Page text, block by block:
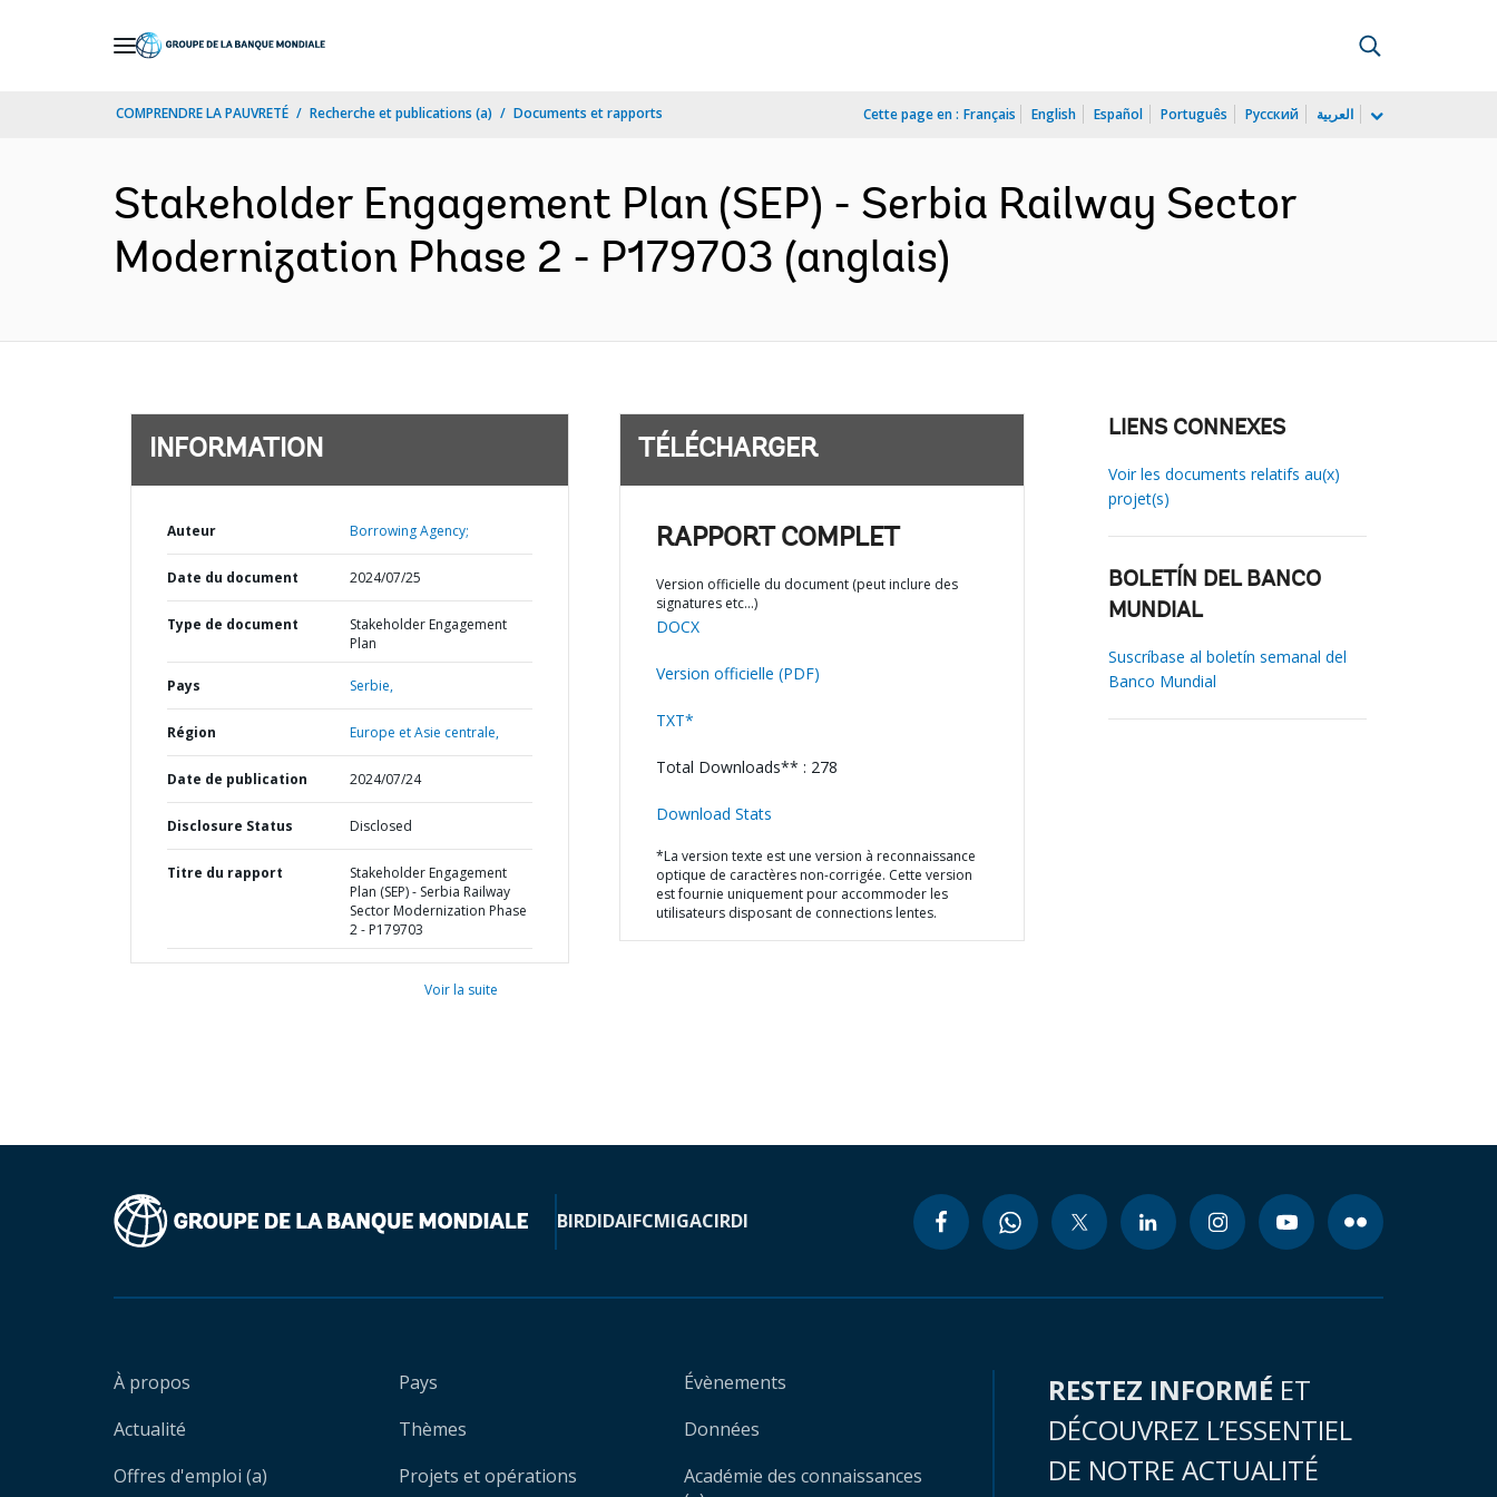
COMPRENDRE LA PAUVRETÉ Recherche et publications (a) Documents et rapports Cette page en : Français English Español Português Русский العربية
Stakeholder Engagement Plan (SEP) - Serbia Railway Sector
Modernization Phase 2 - P179703 (anglais)
INFORMATION
Auteur Borrowing Agency;
Date du document 2024/07/25
Type de document
Stakeholder Engagement
Plan
Pays Serbie,
Région Europe et Asie centrale,
Date de publication 2024/07/24
Disclosure Status Disclosed
Titre du rapport
Stakeholder Engagement
Plan (SEP) - Serbia Railway
Sector Modernization Phase
2 - P179703
Voir la suite
TÉLÉCHARGER
RAPPORT COMPLET
Version officielle du document (peut inclure des
signatures etc…)
DOCX
Version officielle (PDF)
TXT*
Total Downloads** : 278
Download Stats
*La version texte est une version à reconnaissance
optique de caractères non-corrigée. Cette version
est fournie uniquement pour accommoder les
utilisateurs disposant de connections lentes.
LIENS CONNEXES
Voir les documents relatifs au(x)
projet(s)
BOLETÍN DEL BANCO
MUNDIAL
Suscríbase al boletín semanal del
Banco Mundial
BIRDIDAIFCMIGACIRDI
À propos
Actualité
Offres d'emploi (a)
Pays
Thèmes
Projets et opérations
Évènements
Données
Académie des connaissances
RESTEZ INFORMÉ ET
DÉCOUVREZ L’ESSENTIEL
DE NOTRE ACTUALITÉ